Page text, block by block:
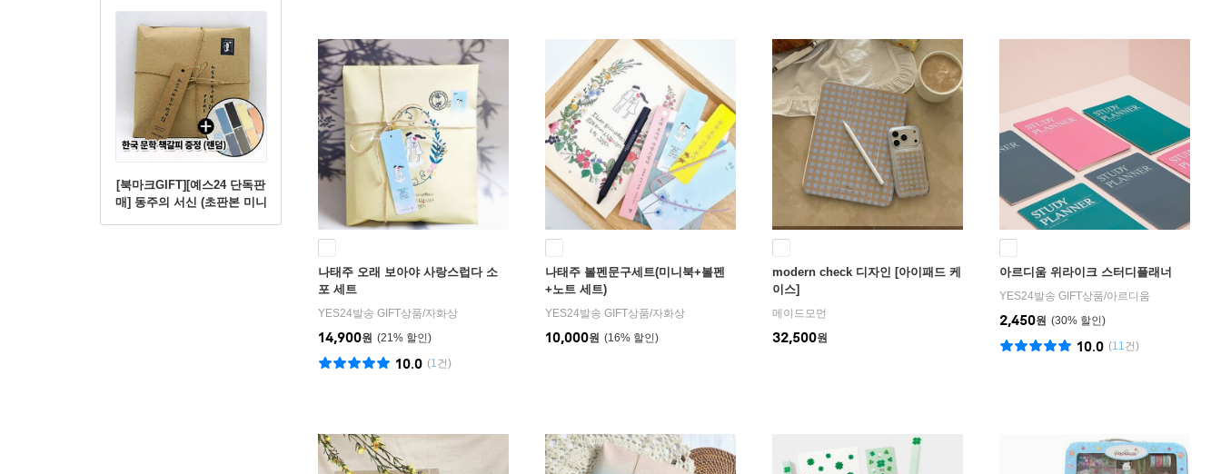
[북마크GIFT][예스24 단독판
매] 동주의 서신 (초판본 미니
나태주 오래 보아야 사랑스럽다 소
포 세트
YES24발송 GIFT상품/자화상
21%
14,900원
(1건)
10.0
나태주 볼펜문구세트(미니북+볼펜
+노트 세트)
YES24발송 GIFT상품/자화상
16%
10,000원
modern check 디자인 [아이패드 케
이스]
메이드모먼
32,500원
아르디움 위라이크 스터디플래너
YES24발송 GIFT상품/아르디움
30%
2,450원
(11건)
10.0